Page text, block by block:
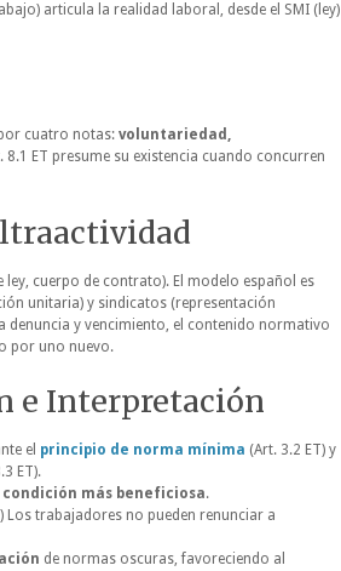
articula la realidad laboral, desde el SMI (ley)
cuatro notas: voluntariedad,
8.1 ET presume su existencia cuando concurren
ley, cuerpo de contrato). El modelo español es
unitaria) y sindicatos (representación
denuncia y vencimiento, el contenido normativo
por uno nuevo.
e Interpretación
el principio de norma mínima (Art. 3.2 ET) y
ET).
más beneficiosa.
Los trabajadores no pueden renunciar a
de normas oscuras, favoreciendo al